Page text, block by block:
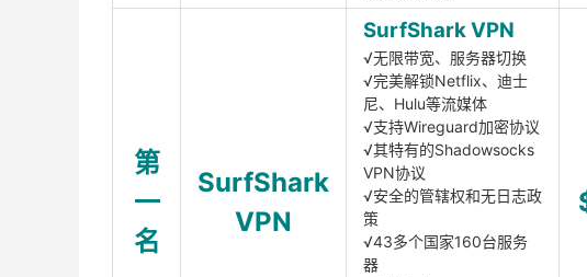
第
一
名
SurfShark
VPN
SurfShark VPN
√无限带宽、服务器切换
√完美解锁Netflix、迪士
尼、Hulu等流媒体
√支持Wireguard加密协议
√其特有的Shadowsocks
VPN协议
√安全的管辖权和无日志政
策
√43多个国家160台服务
器